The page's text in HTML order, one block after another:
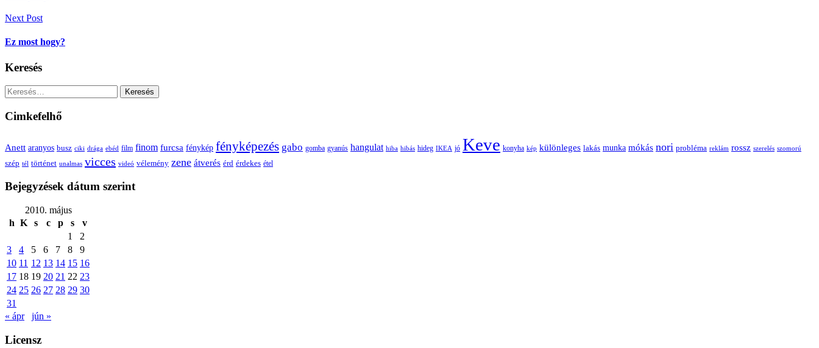
Next Post
Ez most hogy?
Keresés
Keresés:
Cimkefelhő
Anett aranyos busz ciki drága ebéd film finom furcsa fénykép fényképezés gabo gomba gyanús hangulat hiba hibás hideg IKEA jó Keve konyha kép különleges lakás munka mókás nori probléma reklám rossz szerelés szomorú
szép tél történet unalmas vicces videó vélemény zene átverés érd érdekes étel
Bejegyzések dátum szerint
2010. május
h K s c p s
v
1
2
3
4 5 6 7 8
9
10 11 12 13 14 15 16
17 18 19 20 21 22 23
24 25 26 27 28 29 30
31
« ápr
jún »
Licensz